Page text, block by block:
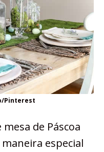
Pinterest
de Páscoa
especial